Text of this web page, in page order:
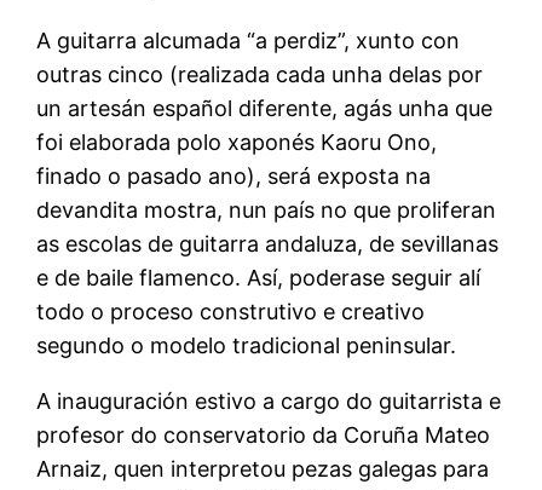
A guitarra alcumada “a perdiz”, xunto con
outras cinco (realizada cada unha delas por
un artesán español diferente, agás unha que
foi elaborada polo xaponés Kaoru Ono,
finado o pasado ano), será exposta na
devandita mostra, nun país no que proliferan
as escolas de guitarra andaluza, de sevillanas
e de baile flamenco. Así, poderase seguir alí
todo o proceso construtivo e creativo
segundo o modelo tradicional peninsular.
A inauguración estivo a cargo do guitarrista e
profesor do conservatorio da Coruña Mateo
Arnaiz, quen interpretou pezas galegas para